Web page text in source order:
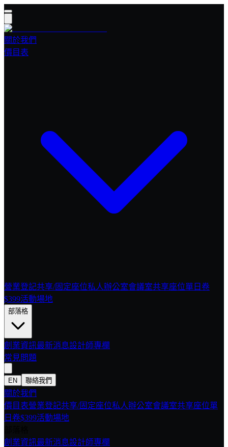
關於我們
價目表
營業登記共享/固定座位私人辦公室會議室共享座位單日卷
$399活動場地
部落格
創業資訊最新消息設計師專欄
常見問題
EN 聯絡我們
關於我們
價目表營業登記共享/固定座位私人辦公室會議室共享座位單
日卷$399活動場地
創業資訊最新消息設計師專欄